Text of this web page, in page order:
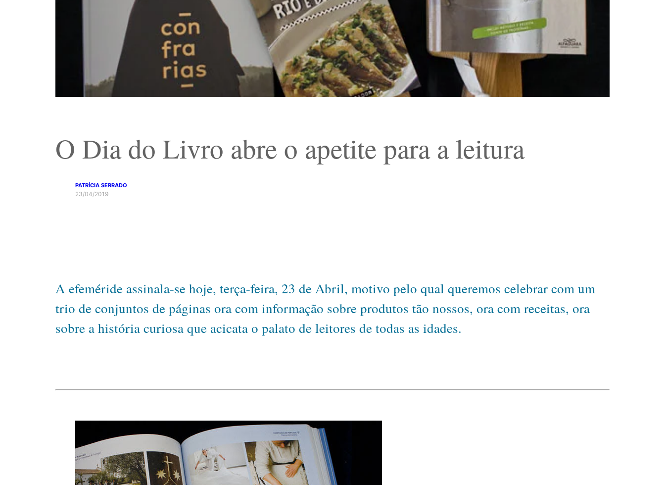
O Dia do Livro abre o apetite para a leitura
PATRÍCIA SERRADO
23/04/2019
A efeméride assinala-se hoje, terça-feira, 23 de Abril, motivo pelo qual queremos celebrar com um
trio de conjuntos de páginas ora com informação sobre produtos tão nossos, ora com receitas, ora
sobre a história curiosa que acicata o palato de leitores de todas as idades.